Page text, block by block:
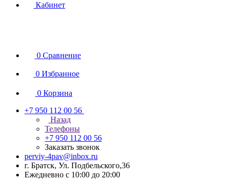
Кабинет
0 Сравнение
0 Избранное
0 Корзина
+7 950 112 00 56
Назад
Телефоны
+7 950 112 00 56
Заказать звонок
perviy-4pav@inbox.ru
г. Братск, Ул. Подбельского,36
Ежедневно с 10:00 до 20:00